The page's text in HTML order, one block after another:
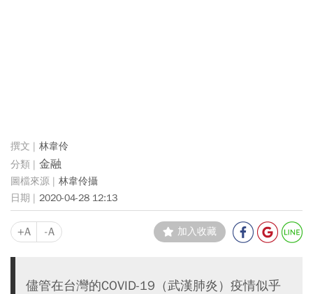
林韋伶
金融
林韋伶攝
2020-04-28 12:13
+A -A 加入收藏
儘管在台灣的COVID-19（武漢肺炎）疫情似乎